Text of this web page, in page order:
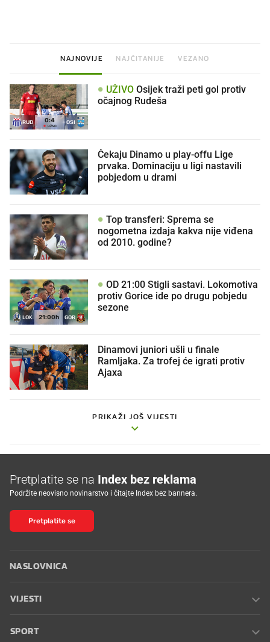
NAJNOVIJE NAJČITANIJE VEZANO
RUD 0:4
UŽIVO
OSI
UŽIVO
očajnog Rudeša
Čekaju Dinamo u play-offu Lige
prvaka. Dominaciju u ligi nastavili
pobjedom u drami
Top transferi: Sprema se
nogometna izdaja kakva nije viđena
od 2010. godine?
LOK 21:00h GOR
OD 21:00 Stigli sastavi. Lokomotiva
protiv Gorice ide po drugu pobjedu
sezone
Dinamovi juniori ušli u finale
Ramljaka. Za trofej će igrati protiv
Ajaxa
PRIKAŽI JOŠ VIJESTI
Pretplatite se na Index bez reklama
Podržite neovisno novinarstvo i čitajte Index bez bannera.
Pretplatite se
NASLOVNICA
VIJESTI
SPORT